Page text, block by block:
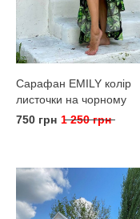
Сарафан EMILY колір
листочки на чорному
750 грн 1 250 грн